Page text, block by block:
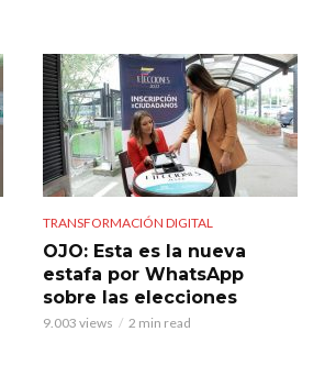
TRANSFORMACIÓN DIGITAL
OJO: Esta es la nueva
estafa por WhatsApp
sobre las elecciones
9.003 views 2 min read